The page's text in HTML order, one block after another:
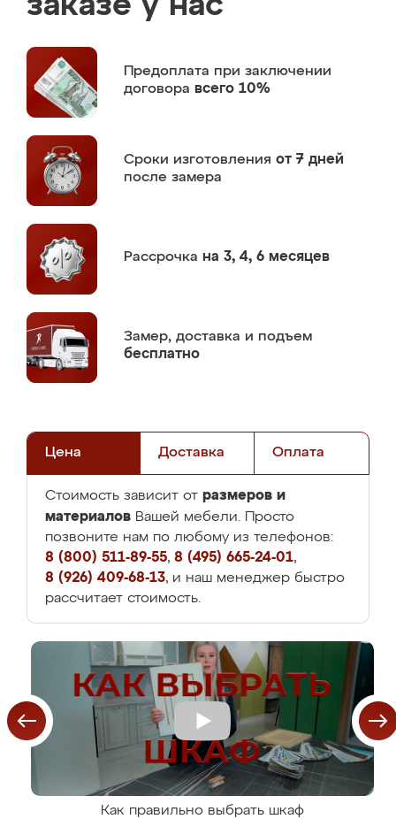
Предоплата при заключении
договора всего 10%
Сроки изготовления от 7 дней
после замера
Рассрочка на 3, 4, 6 месяцев
Замер, доставка и подъем
бесплатно
Цена Доставка Оплата
Стоимость зависит от размеров и
материалов Вашей мебели. Просто
позвоните нам по любому из телефонов:
8 (800) 511-89-55, 8 (495) 665-24-01,
8 (926) 409-68-13, и наш менеджер быстро
рассчитает стоимость.
Как правильно выбрать шкаф